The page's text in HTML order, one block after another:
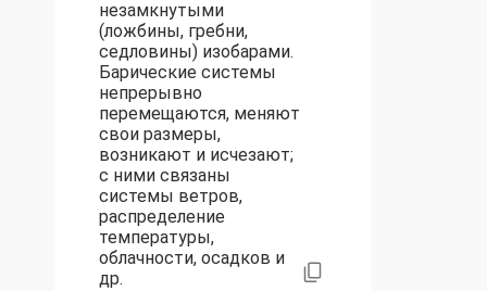
незамкнутыми
(ложбины, гребни,
седловины) изобарами.
Барические системы
непрерывно
перемещаются, меняют
свои размеры,
возникают и исчезают;
с ними связаны
системы ветров,
распределение
температуры,
облачности, осадков и
др.